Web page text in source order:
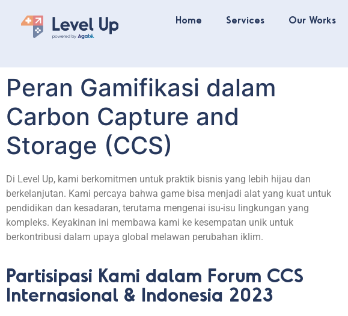
Home Services Our Works
Peran Gamifikasi dalam
Carbon Capture and
Storage (CCS)
Di Level Up, kami berkomitmen untuk praktik bisnis yang lebih hijau dan
berkelanjutan. Kami percaya bahwa game bisa menjadi alat yang kuat untuk
pendidikan dan kesadaran, terutama mengenai isu-isu lingkungan yang
kompleks. Keyakinan ini membawa kami ke kesempatan unik untuk
berkontribusi dalam upaya global melawan perubahan iklim.
Partisipasi Kami dalam Forum CCS
Internasional & Indonesia 2023